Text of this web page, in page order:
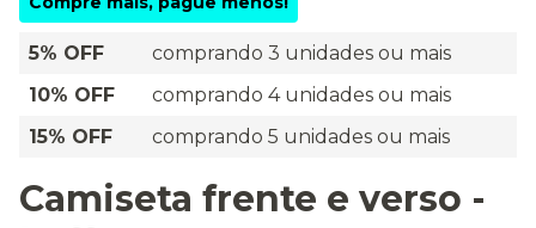
5% OFF
comprando 3 unidades ou mais
10% OFF
comprando 4 unidades ou mais
15% OFF
comprando 5 unidades ou mais
Camiseta frente e verso -